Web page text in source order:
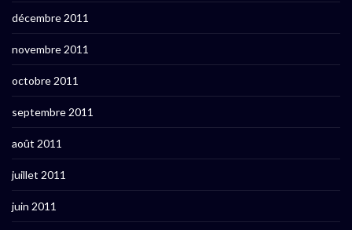
décembre 2011
novembre 2011
octobre 2011
septembre 2011
août 2011
juillet 2011
juin 2011